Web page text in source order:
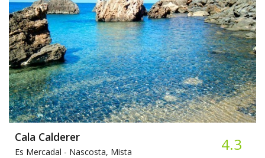
Cala Calderer
Es Mercadal - Nascosta, Mista 4.3